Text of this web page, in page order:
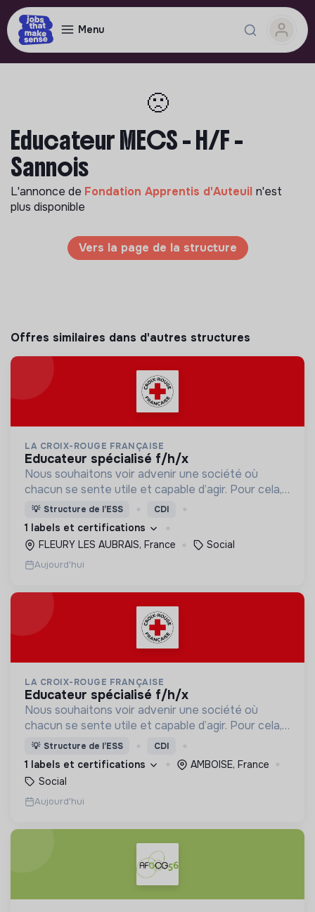
Menu
🙁
Educateur MECS - H/F -
Sannois
L'annonce de Fondation Apprentis d'Auteuil n'est
plus disponible
Vers la page de la structure
Offres similaires dans d'autres structures
LA CROIX-ROUGE FRANÇAISE
educateur spécialisé f/h/x
Nous souhaitons voir advenir une société où
chacun se sente utile et capable d’agir. Pour cela,
nous proposons des moyens et des lieux
d’engagement innovants et adaptés à tous.
💡 Structure de l’ESS CDI
1 labels et certifications
FLEURY LES AUBRAIS, France
Social
Aujourd'hui
LA CROIX-ROUGE FRANÇAISE
educateur spécialisé f/h/x
Nous souhaitons voir advenir une société où
chacun se sente utile et capable d’agir. Pour cela,
nous proposons des moyens et des lieux
d’engagement innovants et adaptés à tous.
💡 Structure de l’ESS CDI
1 labels et certifications
AMBOISE, France
Social
Aujourd'hui